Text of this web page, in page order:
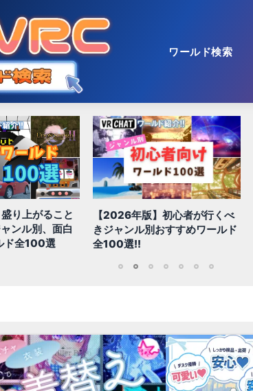
ワールド検索
り上がること
ンル別、面白
ド全100選
【2026年版】初心者が行くべ
きジャンル別おすすめワールド
全100選!!